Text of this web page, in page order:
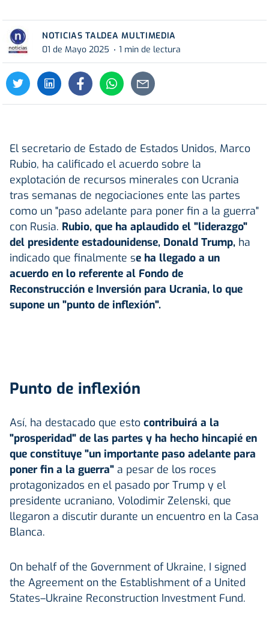
NOTICIAS TALDEA MULTIMEDIA
01 de Mayo 2025
1 min de lectura
El secretario de Estado de Estados Unidos, Marco
Rubio, ha calificado el acuerdo sobre la
explotación de recursos minerales con Ucrania
tras semanas de negociaciones ente las partes
como un "paso adelante para poner fin a la guerra"
con Rusia. Rubio, que ha aplaudido el "liderazgo"
del presidente estadounidense, Donald Trump, ha
indicado que finalmente se ha llegado a un
acuerdo en lo referente al Fondo de
Reconstrucción e Inversión para Ucrania, lo que
supone un "punto de inflexión".
Punto de inflexión
Así, ha destacado que esto contribuirá a la
"prosperidad" de las partes y ha hecho hincapié en
que constituye "un importante paso adelante para
poner fin a la guerra" a pesar de los roces
protagonizados en el pasado por Trump y el
presidente ucraniano, Volodimir Zelenski, que
llegaron a discutir durante un encuentro en la Casa
Blanca.
On behalf of the Government of Ukraine, I signed
the Agreement on the Establishment of a United
States–Ukraine Reconstruction Investment Fund.